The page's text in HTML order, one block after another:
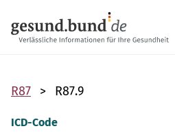
R87 R87.9
ICD-Code